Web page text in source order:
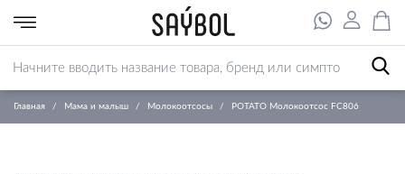
Главная Мама и малыш Молокоотсосы РОТАТО Молокоотсос FC806